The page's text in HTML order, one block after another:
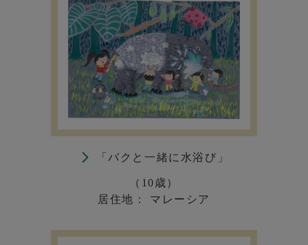
「バクと一緒に水浴び」
（10歳）
居住地： マレーシア